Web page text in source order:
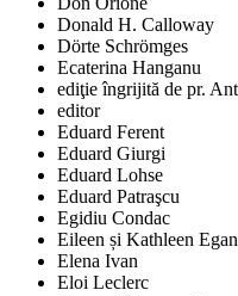
Donald H. Calloway
Dörte Schrömges
Ecaterina Hanganu
ediţie îngrijită de pr.
editor
Eduard Ferent
Eduard Giurgi
Eduard Lohse
Eduard Patraşcu
Egidiu Condac
Eileen și Kathleen Egan
Elena Ivan
Eloi Leclerc